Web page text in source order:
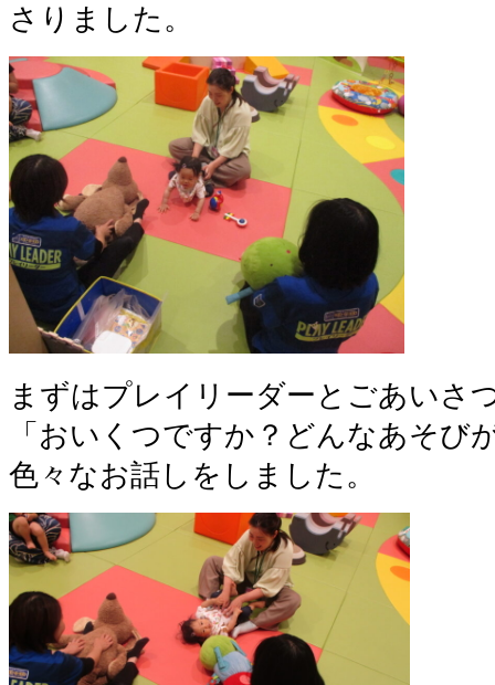
さりました。
まずはプレイリーダーとごあいさ
「おいくつですか？どんなあそび
色々なお話しをしました。